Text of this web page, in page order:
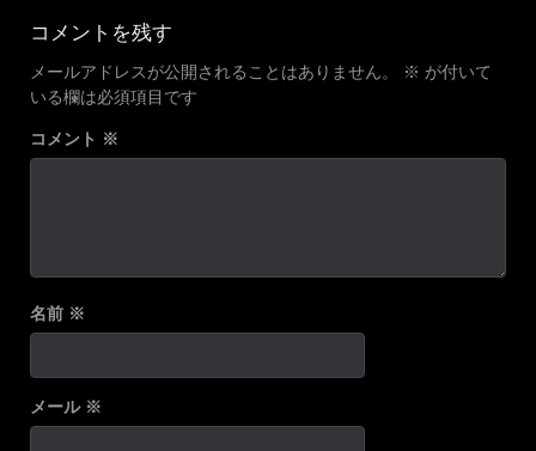
navigation
コメントを残す
メールアドレスが公開されることはありません。 ※ が付いて
いる欄は必須項目です
コメント ※
名前 ※
メール ※